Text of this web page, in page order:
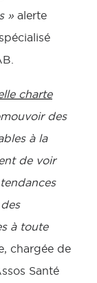
» alerte
charte
des
à la
de voir
à toute
chargée de
Santé